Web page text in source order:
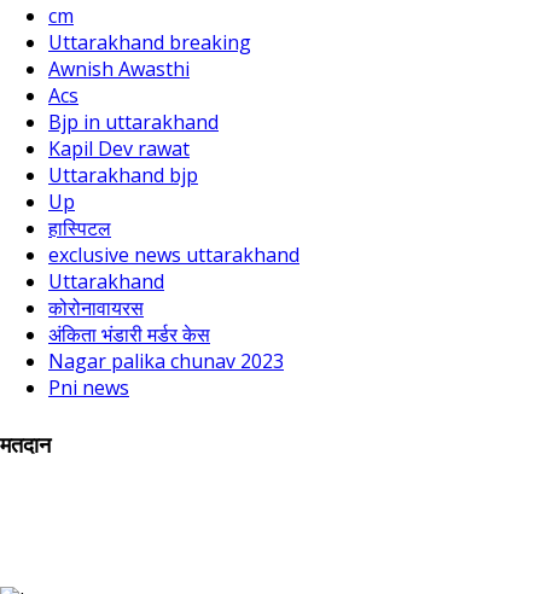
cm
Uttarakhand breaking
Awnish Awasthi
Acs
Bjp in uttarakhand
Kapil Dev rawat
Uttarakhand bjp
Up
हास्पिटल
exclusive news uttarakhand
Uttarakhand
कोरोनावायरस
अंकिता भंडारी मर्डर केस
Nagar palika chunav 2023
Pni news
मतदान